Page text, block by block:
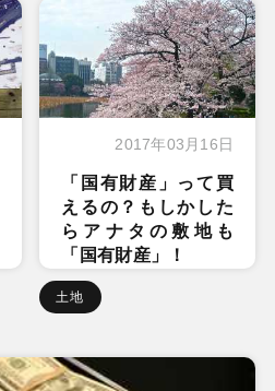
2017年03月16日
「国有財産」って買
えるの？もしかした
らアナタの敷地も
「国有財産」！
土地